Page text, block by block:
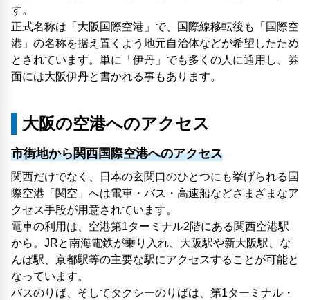
す。
正式名称は「大阪国際空港」で、国際線移転後も「国際空
港」の名称を据え置くよう地元自治体などが希望したため
とされています。単に「伊丹」でも多くの人に通用し、券
面には大阪伊丹と書かれる事もあります。
大阪の空港へのアクセス
市街地から関西国際空港へのアクセス
関西だけでなく、日本の玄関口のひとつにも挙げられる国
際空港「関空」へは電車・バス・高速船などさまざまなア
クセス手段が用意されています。
電車の利用は、空港第1ターミナル2階にある関西空港駅
から。JRと南海電鉄が乗り入れ、大阪駅や新大阪駅、な
んば駅、京都駅等の主要な駅にアクセスすることが可能と
なっています。
バスのりば、そしてタクシーのりばは、第1ターミナル・